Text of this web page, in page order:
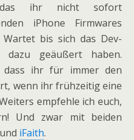
ihr nicht sofort
iPhone Firmwares
bis sich das Dev-
dazu geäußert haben.
dass ihr für immer den
wenn ihr frühzeitig eine
empfehle ich euch,
Und zwar mit beiden
und iFaith.